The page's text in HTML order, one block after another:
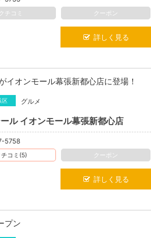
クチコミ クーポン
詳しく見る
オンモール幕張新都心店に登場！
区 グルメ
ル イオンモール幕張新都心店
5758
チコミ(5) クーポン
詳しく見る
プン